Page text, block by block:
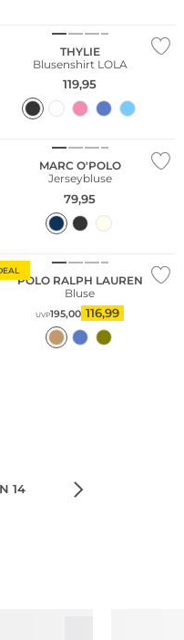
THYLIE
Blusenshirt LOLA
119,95
Nachhaltig
MARC O'POLO
Jerseybluse
79,95
POLO RALPH LAUREN
Bluse
UVP195,00 116,99
14